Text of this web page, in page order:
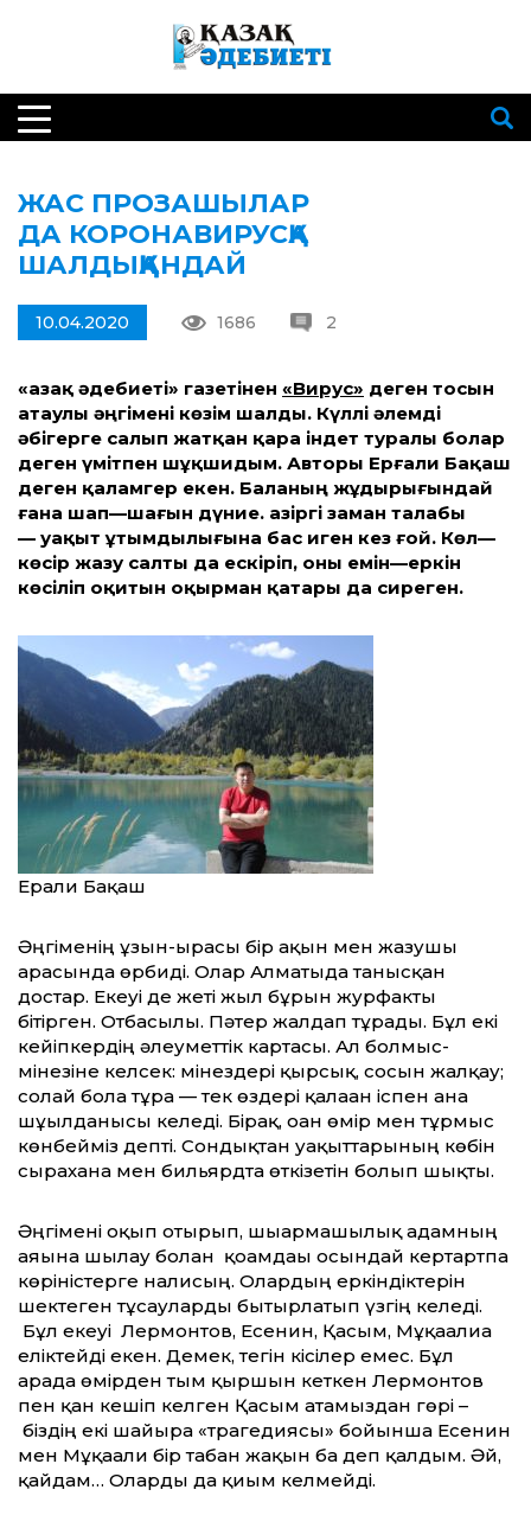
ЖАС ПРОЗАШЫЛАР
ДА КОРОНАВИРУСҚА
ШАЛДЫҚҚАНДАЙ
10.04.2020 1686 2
«Қазақ әдебиеті» газетінен «Вирус» деген тосын
атаулы әңгімені көзім шалды. Күллі әлемді
әбігерге салып жатқан қара індет туралы болар
деген үмітпен шұқшидым. Авторы Ерғали Бақаш
деген қаламгер екен. Баланың жұдырығындай
ғана шап—шағын дүние. Қазіргі заман талабы
— уақыт ұтымдылығына бас иген кез ғой. Көл—
көсір жазу салты да ескіріп, оны емін—еркін
көсіліп оқитын оқырман қатары да сиреген.
Ерғали Бақаш
Әңгіменің ұзын-ырғасы бір ақын мен жазушы
арасында өрбиді. Олар Алматыда танысқан
достар. Екеуі де жеті жыл бұрын журфакты
бітірген. Отбасылы. Пәтер жалдап тұрады. Бұл екі
кейіпкердің әлеуметтік картасы. Ал болмыс-
мінезіне келсек: мінездері қырсық, сосын жалқау;
солай бола тұра — тек өздері қалаған іспен ғана
шұғылданғысы келеді. Бірақ, оған өмір мен тұрмыс
көнбейміз депті. Сондықтан уақыттарының көбін
сырахана мен бильярдта өткізетін болып шықты.
Әңгімені оқып отырып, шығармашылық адамның
аяғына шылау болған қоғамдағы осындай кертартпа
көріністерге налисың. Олардың еркіндіктерін
шектеген тұсауларды бытырлатып үзгің келеді.
Бұл екеуі Лермонтов, Есенин, Қасым, Мұқағалиға
еліктейді екен. Демек, тегін кісілер емес. Бұл
арада өмірден тым қыршын кеткен Лермонтов
пен қан кешіп келген Қасым атамыздан гөрі –
біздің екі шайырға «трагедиясы» бойынша Есенин
мен Мұқағали бір табан жақын ба деп қалдым. Әй,
қайдам… Оларды да қиғым келмейді.